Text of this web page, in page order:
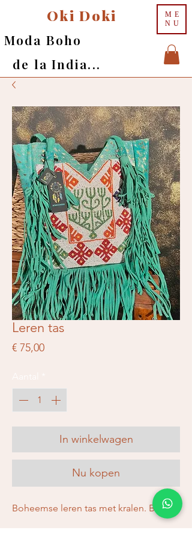
ME
NU
Oki Doki
Moda Boho
de la India...
Leren tas
€ 75,00Prijs
In winkelwagen
Nu kopen
Boheemse leren tas met kralen. Blauw